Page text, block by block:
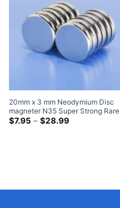
20mm x 3 mm Neodymium Disc
magneter N35 Super Strong Rare
Earth Cylinder Magnets 20x3 mm
$7.95 – $28.99Prisklasse: